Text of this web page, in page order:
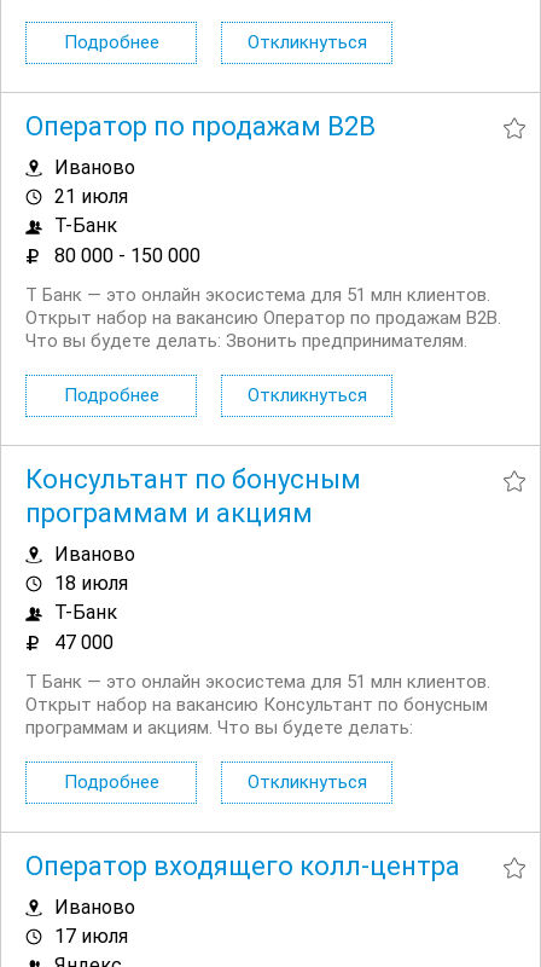
медицинской книжки Бесплатное обучение. Нет опыта?
Не беда! Введем в курс дела, подскажем,...
Подробнее Откликнуться
Оператор по продажам B2B
Иваново
21 июля
Т-Банк
80 000 - 150 000
Т Банк — это онлайн экосистема для 51 млн клиентов.
Открыт набор на вакансию Оператор по продажам B2B.
Что вы будете делать: Звонить предпринимателям.
потребности клиентов и подбирать нужные услуги. Мы
действительно пытаемся помочь и быть...
Подробнее Откликнуться
Консультант по бонусным
программам и акциям
Иваново
18 июля
Т-Банк
47 000
Т Банк — это онлайн экосистема для 51 млн клиентов.
Открыт набор на вакансию Консультант по бонусным
программам и акциям. Что вы будете делать:
использования кэшбэка, бонусов и участия в акциях
Помогать разобраться в условиях...
Подробнее Откликнуться
Оператор входящего колл-центра
Иваново
17 июля